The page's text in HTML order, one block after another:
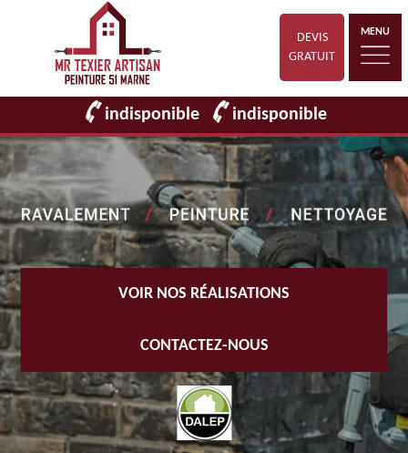
DEVIS
GRATUIT
MENU
indisponible indisponible
VOIR NOS RÉALISATIONS
CONTACTEZ-NOUS